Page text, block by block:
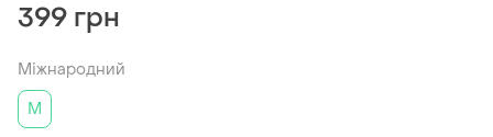
399 грн
Міжнародний
M